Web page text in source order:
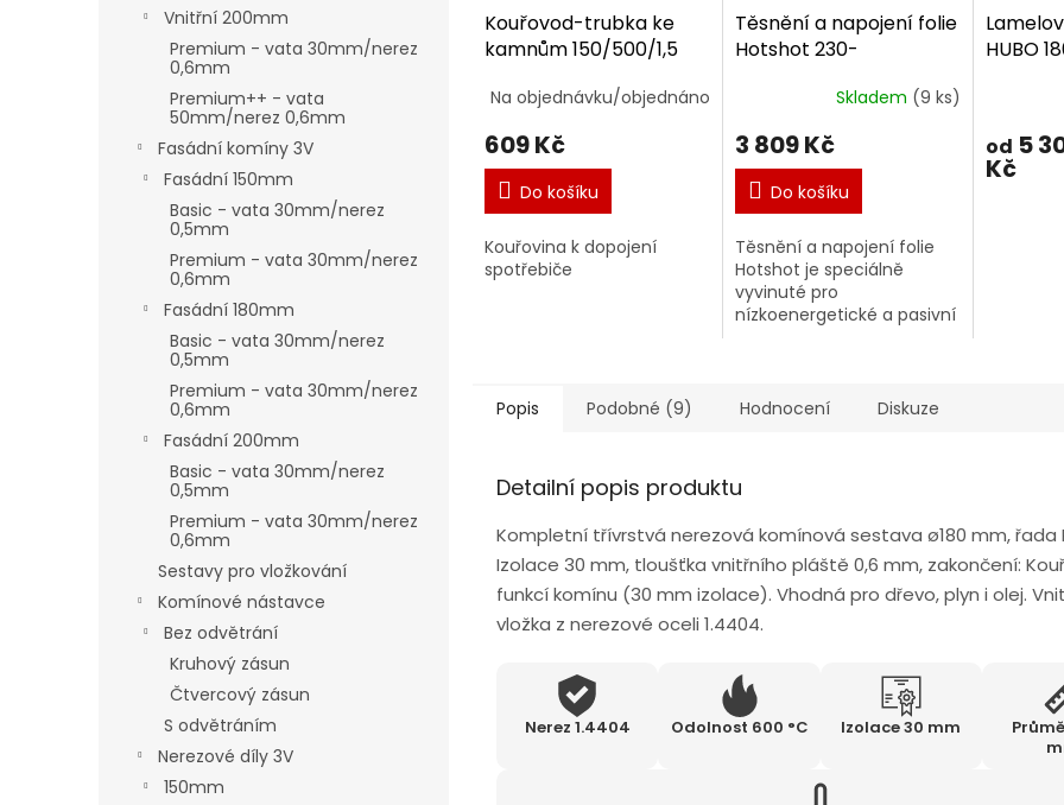
Vnitřní 200mm
Premium - vata 30mm/nerez
0,6mm
Premium++ - vata
50mm/nerez 0,6mm
Fasádní komíny 3V
Fasádní 150mm
Basic - vata 30mm/nerez
0,5mm
Premium - vata 30mm/nerez
0,6mm
Fasádní 180mm
Basic - vata 30mm/nerez
0,5mm
Premium - vata 30mm/nerez
0,6mm
Fasádní 200mm
Basic - vata 30mm/nerez
0,5mm
Premium - vata 30mm/nerez
0,6mm
Sestavy pro vložkování
Komínové nástavce
Bez odvětrání
Kruhový zásun
Čtvercový zásun
S odvětráním
Nerezové díly 3V
150mm
Kouřovod-trubka ke
kamnům 150/500/1,5
Na objednávku/objednáno
609 Kč
Do košíku
Kouřovina k dopojení
spotřebiče
Těsnění a napojení folie
Hotshot 230-
Skladem (9 ks)
3 809 Kč
Do košíku
Těsnění a napojení folie
Hotshot je speciálně
vyvinuté pro
nízkoenergetické a pasivní
HUBO
od 5
Kč
Popis Podobné (9) Hodnocení Diskuze
Detailní popis produktu
Kompletní třívrstvá nerezová komínová sestava ø180 mm, řada
Izolace 30 mm, tloušťka vnitřního pláště 0,6 mm, zakončení:
funkcí komínu (30 mm izolace). Vhodná pro dřevo, plyn i olej.
vložka z nerezové oceli 1.4404.
Nerez 1.4404 Odolnost 600 °C Izolace 30 mm